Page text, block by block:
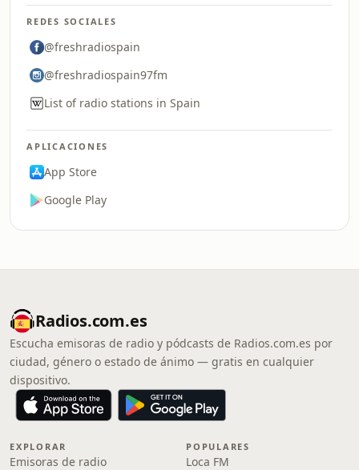
REDES SOCIALES
@freshradiospain
@freshradiospain97fm
List of radio stations in Spain
APLICACIONES
App Store
Google Play
Radios.com.es
Escucha emisoras de radio y pódcasts de Radios.com.es por
ciudad, género o estado de ánimo — gratis en cualquier
dispositivo.
EXPLORAR
Emisoras de radio
POPULARES
Loca FM